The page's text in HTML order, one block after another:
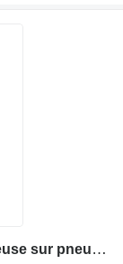
Vérin hydraulique 1134391 pour chargeuse sur pneus Caterpillar 966H, 972H 970F 988B